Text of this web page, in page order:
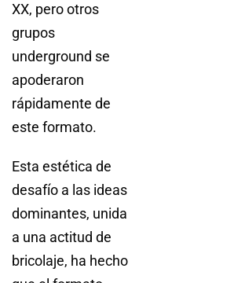
XX, pero otros
grupos
underground se
apoderaron
rápidamente de
este formato.
Esta estética de
desafío a las ideas
dominantes, unida
a una actitud de
bricolaje, ha hecho